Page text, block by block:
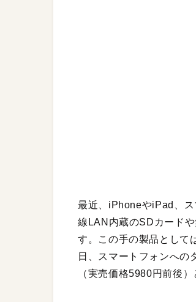
最近、iPhoneやiPad、
線LAN内蔵のSDカード
す。この手の製品として
日、スマートフォンへの
（実売価格5980円前後